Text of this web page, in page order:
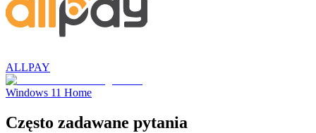
ALLPAY
Windows 11 Home
Często zadawane pytania